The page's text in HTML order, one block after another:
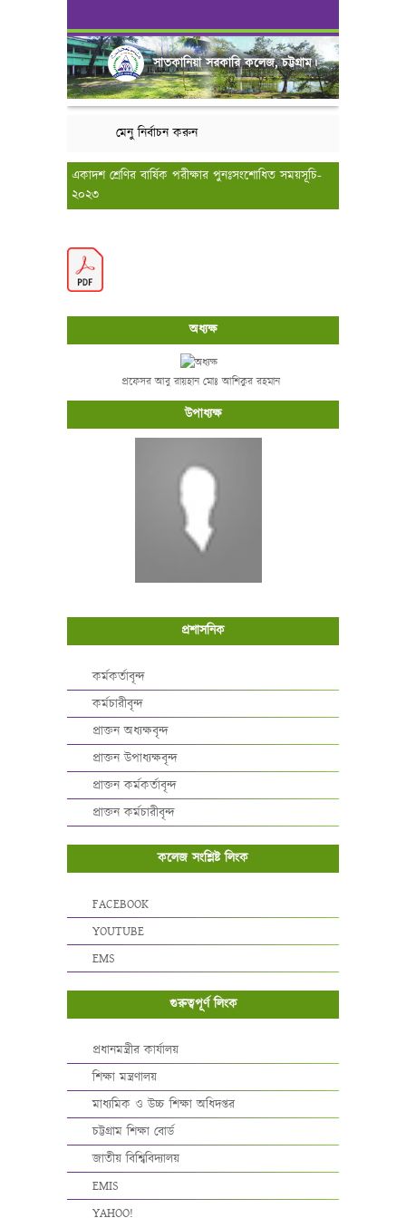
সাতকানিয়া সরকারি কলেজ, চট্টগ্রাম।
মেনু নির্বাচন করুন
একাদশ শ্রেণির বার্ষিক পরীক্ষার পুনঃসংশোধিত সময়সূচি-
২০২৩
অধ্যক্ষ
প্রফেসর আবু রায়হান মোঃ আশিকুর রহমান
উপাধ্যক্ষ
প্রশাসনিক
কর্মকর্তাবৃন্দ
কর্মচারীবৃন্দ
প্রাক্তন অধ্যক্ষবৃন্দ
প্রাক্তন উপাধ্যক্ষবৃন্দ
প্রাক্তন কর্মকর্তাবৃন্দ
প্রাক্তন কর্মচারীবৃন্দ
কলেজ সংশ্লিষ্ট লিংক
FACEBOOK
YOUTUBE
EMS
গুরুত্বপূর্ণ লিংক
প্রধানমন্ত্রীর কার্যালয়
শিক্ষা মন্ত্রণালয়
মাধ্যমিক ও উচ্চ শিক্ষা অধিদপ্তর
চট্টগ্রাম শিক্ষা বোর্ড
জাতীয় বিশ্বিবিদ্যালয়
EMIS
YAHOO!